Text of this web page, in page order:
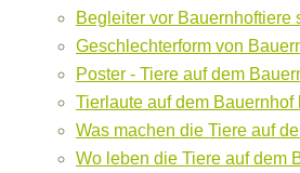
Begleiter vor Bauernhoftiere
Geschlechterform von
Poster - Tiere auf dem
Tierlaute auf dem Bauernhof
Was machen die Tiere auf
Wo leben die Tiere auf dem